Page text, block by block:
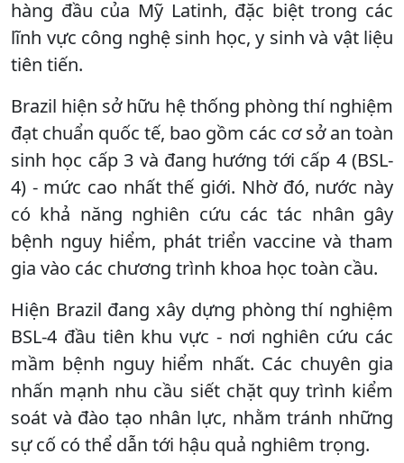
hàng đầu của Mỹ Latinh, đặc biệt trong các
lĩnh vực công nghệ sinh học, y sinh và vật liệu
tiên tiến.
Brazil hiện sở hữu hệ thống phòng thí nghiệm
đạt chuẩn quốc tế, bao gồm các cơ sở an toàn
sinh học cấp 3 và đang hướng tới cấp 4 (BSL-
4) - mức cao nhất thế giới. Nhờ đó, nước này
có khả năng nghiên cứu các tác nhân gây
bệnh nguy hiểm, phát triển vaccine và tham
gia vào các chương trình khoa học toàn cầu.
Hiện Brazil đang xây dựng phòng thí nghiệm
BSL-4 đầu tiên khu vực - nơi nghiên cứu các
mầm bệnh nguy hiểm nhất. Các chuyên gia
nhấn mạnh nhu cầu siết chặt quy trình kiểm
soát và đào tạo nhân lực, nhằm tránh những
sự cố có thể dẫn tới hậu quả nghiêm trọng.